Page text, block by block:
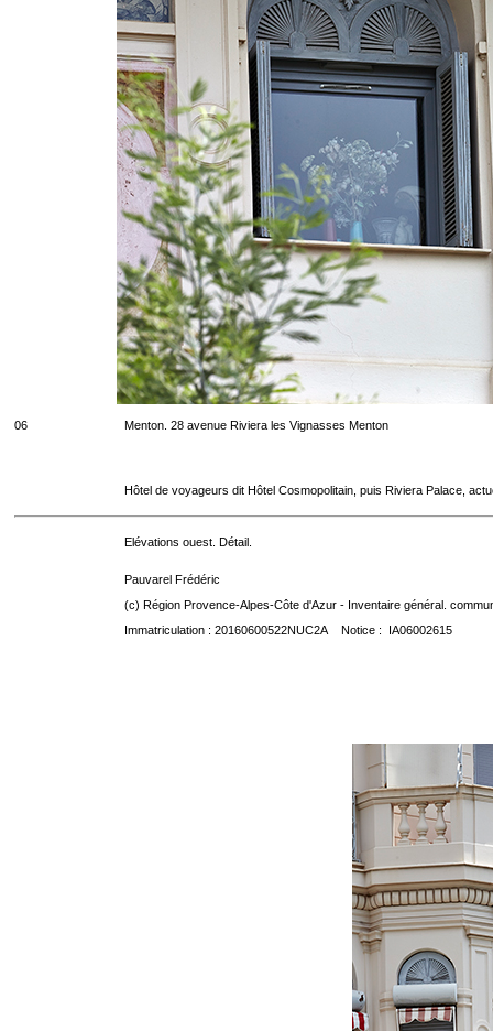
06 Menton. 28 avenue Riviera les Vignasses Menton
Hôtel de voyageurs dit Hôtel Cosmopolitain, puis Riviera Palace,
Elévations ouest. Détail.
Pauvarel Frédéric
(c) Région Provence-Alpes-Côte d'Azur - Inventaire général.
Immatriculation : 20160600522NUC2A Notice : IA06002615